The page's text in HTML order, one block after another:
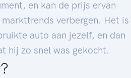
en kan de prijs ervan
verbergen. Het is
auto aan jezelf, en dan
hij zo snel was gekocht.